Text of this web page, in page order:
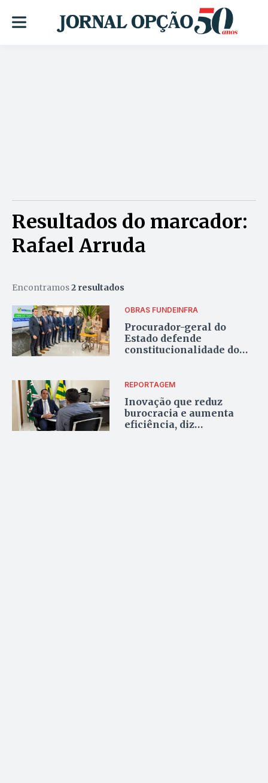
Resultados do marcador:
Rafael Arruda
Encontramos2 resultados
OBRAS FUNDEINFRA
Procurador-geral do
Estado defende
constitucionalidade do
REPORTAGEM
Inovação que reduz
burocracia e aumenta
eficiência, diz